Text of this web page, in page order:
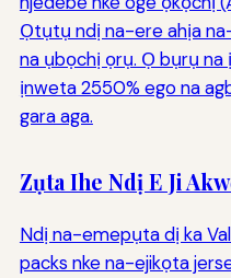
Ọtụtụ ndị na-ere ahịa
na ụbọchị ọrụ. Ọ bụrụ na
ịnweta 2550% ego na
gara aga.
Zụta Ihe Ndị E Ji
Ndị na-emepụta dị ka
packs nke na-ejikọta